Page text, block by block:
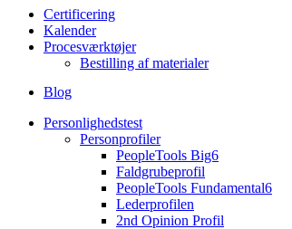
Certificering
Kalender
Procesværktøjer
Bestilling af materialer
Blog
Personlighedstest
Personprofiler
PeopleTools Big6
Faldgrubeprofil
PeopleTools Fundamental6
Lederprofilen
2nd Opinion Profil